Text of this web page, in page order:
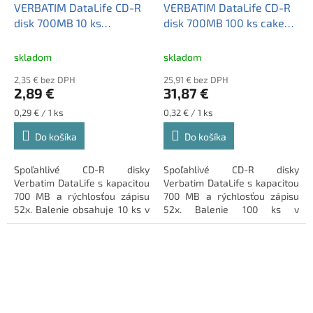
VERBATIM DataLife CD-R
disk 700MB 10 ks
skladom
2,35 € bez DPH
2,89 €
Jednotková
cena:
0,29 € / 1 ks
Do košíka
Spoľahlivé CD-R disky
Verbatim DataLife s kapacitou
700 MB a rýchlosťou zápisu
52x. Balenie obsahuje 10 ks v
praktickom zmršťovacom
VERBATIM DataLife CD-R
disk 700MB 100 ks cake
skladom
25,91 € bez DPH
31,87 €
Jednotková
cena:
0,32 € / 1 ks
Do košíka
Spoľahlivé CD-R disky
Verbatim DataLife s kapacitou
700 MB a rýchlosťou zápisu
52x. Balenie 100 ks v
praktickom cake boxe.